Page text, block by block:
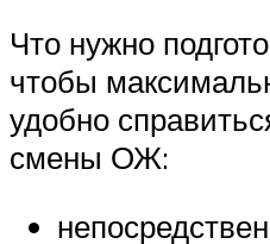
Что нужно
чтобы
удобно
смены ОЖ: